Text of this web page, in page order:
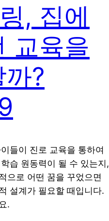
, 집에
교육을
?
들이 진로 교육을 통하여
습 원동력이 될 수 있는지,
으로 어떤 꿈을 꾸었으면
설계가 필요할 때입니다.
.